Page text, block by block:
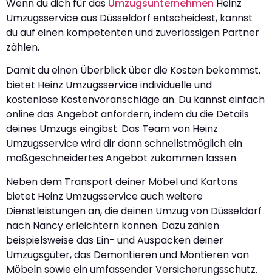
Wenn du dich für das Umzugsunternehmen Heinz
Umzugsservice aus Düsseldorf entscheidest, kannst
du auf einen kompetenten und zuverlässigen Partner
zählen.
Damit du einen Überblick über die Kosten bekommst,
bietet Heinz Umzugsservice individuelle und
kostenlose Kostenvoranschläge an. Du kannst einfach
online das Angebot anfordern, indem du die Details
deines Umzugs eingibst. Das Team von Heinz
Umzugsservice wird dir dann schnellstmöglich ein
maßgeschneidertes Angebot zukommen lassen.
Neben dem Transport deiner Möbel und Kartons
bietet Heinz Umzugsservice auch weitere
Dienstleistungen an, die deinen Umzug von Düsseldorf
nach Nancy erleichtern können. Dazu zählen
beispielsweise das Ein- und Auspacken deiner
Umzugsgüter, das Demontieren und Montieren von
Möbeln sowie ein umfassender Versicherungsschutz.